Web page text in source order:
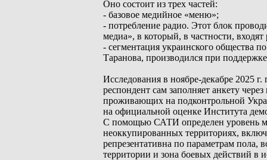
Оно состоит из трех частей:
- базовое медийное «меню»;
- потребление радио. Этот блок
медиа», в который, в частности,
- сегментация украинского общества
Таранова, производился при
Исследования в ноябре-декабре 2025
респондент сам заполняет анкету
проживающих на подконтрольной
на официальной оценке Института
С помощью САТИ определен уровень
неоккупированных территориях,
репрезентативна по параметрам пола,
территории и зона боевых действий в